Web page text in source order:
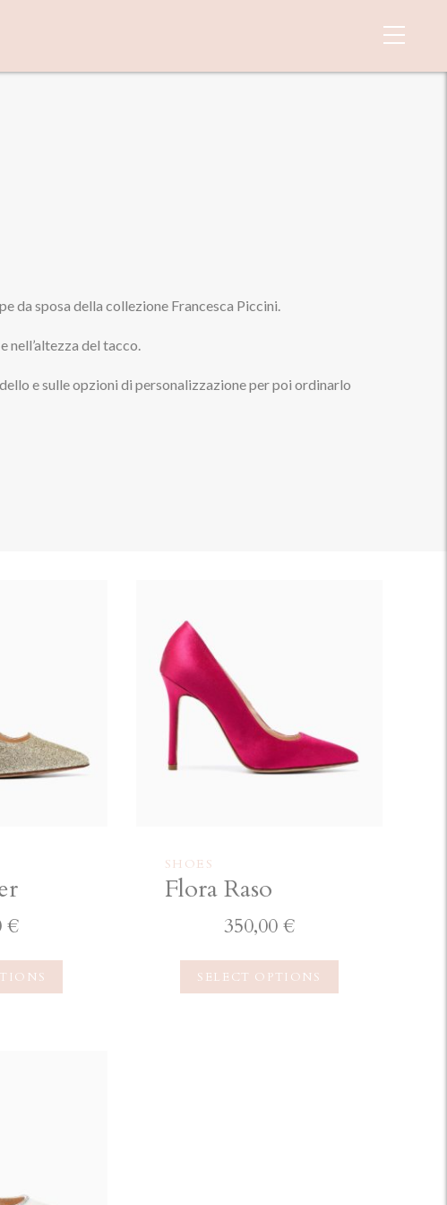
da sposa della collezione Francesca Piccini.
nell’altezza del tacco.
e sulle opzioni di personalizzazione per poi ordinarlo
€
SHOES
Flora Raso
350,00 €
SELECT OPTIONS